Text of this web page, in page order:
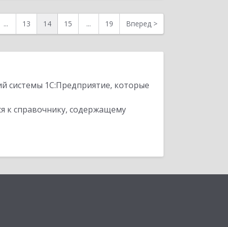
... 13 14 15 ... 19 Вперед >
системы 1С:Предприятие, которые
к справочнику, содержащему